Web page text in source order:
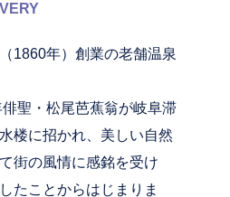
VERY
1860年）創業の老舗温泉
聖・松尾芭蕉翁が岐阜滞
楼に招かれ、美しい自然
街の風情に感銘を受け
たことからはじまりま